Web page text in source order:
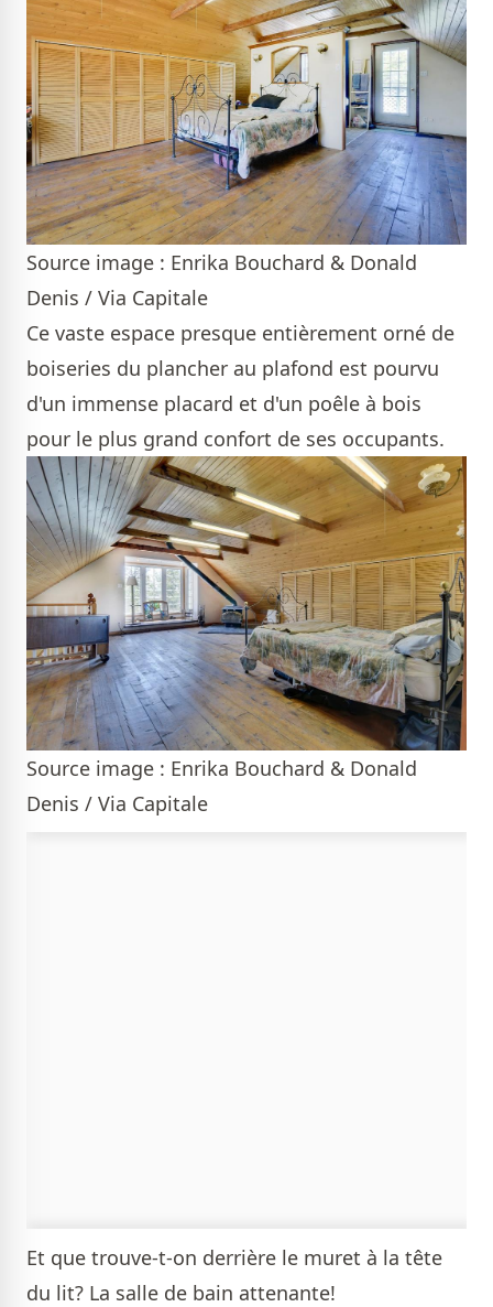
Source image : Enrika Bouchard & Donald
Denis / Via Capitale
Ce vaste espace presque entièrement orné de
boiseries du plancher au plafond est pourvu
d'un immense placard et d'un poêle à bois
pour le plus grand confort de ses occupants.
Source image : Enrika Bouchard & Donald
Denis / Via Capitale
Et que trouve-t-on derrière le muret à la tête
du lit? La salle de bain attenante!